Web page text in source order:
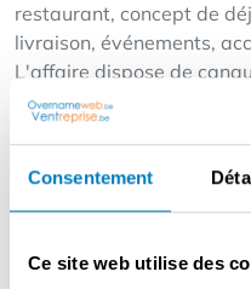
Consentement
Ce site web utilise des
restaurant, concept de
livraison, événements,
L'affaire dispose de
d'excellentes critiques
TripAdvisor.
VALEURS FORTES : -
historique d'Anvers -
réussie - Entièrement